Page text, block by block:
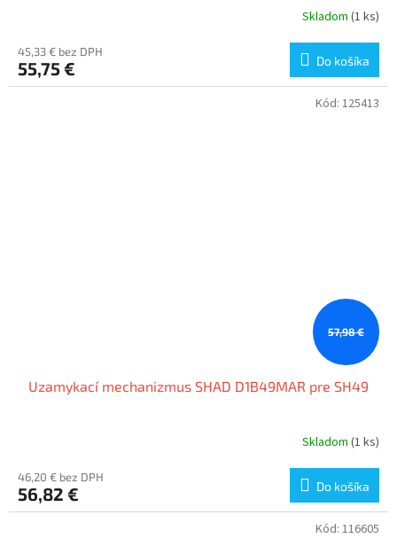
Skladom (1 ks)
45,33 € bez DPH
55,75 € Do košíka
57,98 €
Uzamykací mechanizmus SHAD D1B49MAR pre SH49
Skladom (1 ks)
46,20 € bez DPH
56,82 € Do košíka
Kód: 125413
Kód: 116605